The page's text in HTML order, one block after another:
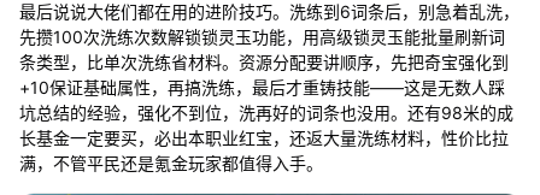
最后说说大佬们都在用的进阶技巧。洗练到6词条后，别急着乱洗，
先攒100次洗练次数解锁锁灵玉功能，用高级锁灵玉能批量刷新词
条类型，比单次洗练省材料。资源分配要讲顺序，先把奇宝强化到
+10保证基础属性，再搞洗练，最后才重铸技能——这是无数人踩
坑总结的经验，强化不到位，洗再好的词条也没用。还有98米的成
长基金一定要买，必出本职业红宝，还返大量洗练材料，性价比拉
满，不管平民还是氪金玩家都值得入手。